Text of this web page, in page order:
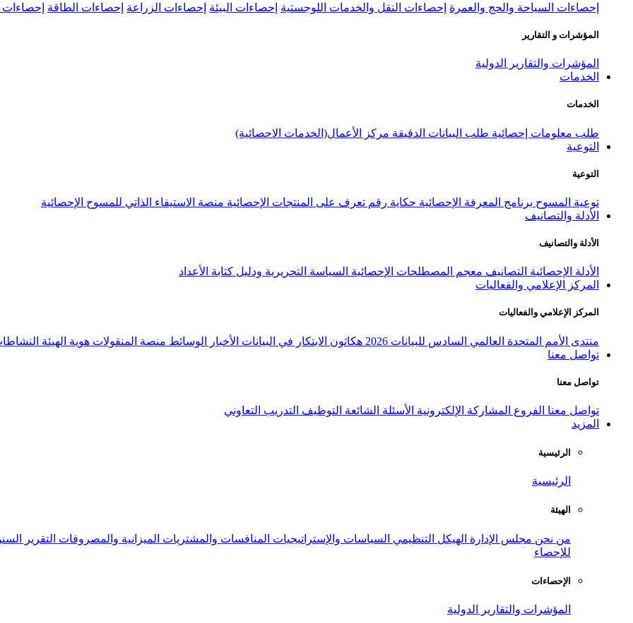
إحصاءات السياحة والحج والعمرة إحصاءات النقل والخدمات اللوجستية إحصاءات البيئة إحصاءات الزراعة إحصاءات الطاقة إحصاءات
المؤشرات و التقارير
المؤشرات والتقارير الدولية
الخدمات
الخدمات
طلب معلومات إحصائية طلب البيانات الدقيقة مركز الأعمال(الخدمات الاحصائية)
التوعية
التوعية
توعية المسوح برنامج المعرفة الإحصائية حكاية رقم تعرف على المنتجات الإحصائية منصة الاستيفاء الذاتي للمسوح الإحصائية
الأدلة والتصانيف
الأدلة والتصانيف
الأدلة الإحصائية التصانيف معجم المصطلحات الإحصائية السياسة التحريرية ودليل كتابة الأعداد
المركز الإعلامي والفعاليات
المركز الإعلامي والفعاليات
منتدى الأمم المتحدة العالمي السادس للبيانات 2026 هكاثون الابتكار في البيانات الأخبار الوسائط منصة المنقولات هوية الهيئة
تواصل معنا
تواصل معنا
تواصل معنا الفروع المشاركة الإلكترونية الأسئلة الشائعة التوظيف التدريب التعاوني
المزيد
الرئيسية
الرئيسية
الهيئة
من نحن مجلس الإدارة الهيكل التنظيمي السياسات والإستراتيجيات المنافسات والمشتريات الميزانية والمصروفات التقرير
للإحصاء
الإحصاءات
المؤشرات والتقارير الدولية